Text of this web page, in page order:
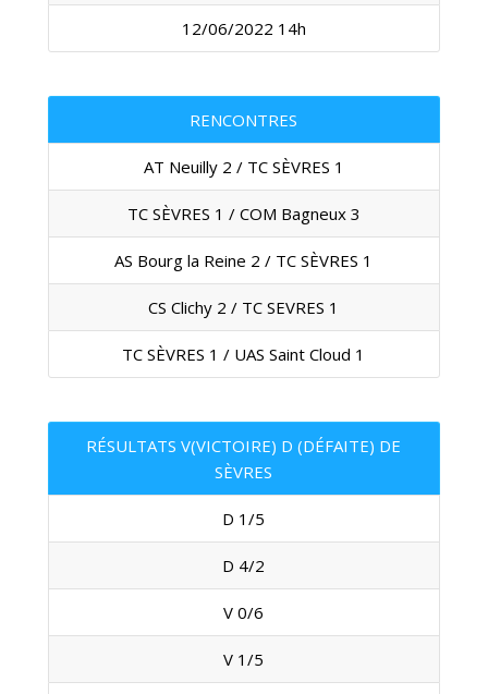
12/06/2022 14h
RENCONTRES
AT Neuilly 2 / TC SÈVRES 1
TC SÈVRES 1 / COM Bagneux 3
AS Bourg la Reine 2 / TC SÈVRES 1
CS Clichy 2 / TC SEVRES 1
TC SÈVRES 1 / UAS Saint Cloud 1
RÉSULTATS V(VICTOIRE) D (DÉFAITE) DE
SÈVRES
D 1/5
D 4/2
V 0/6
V 1/5